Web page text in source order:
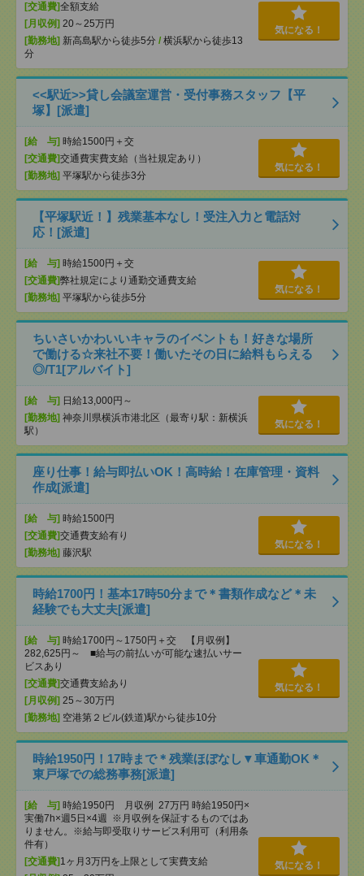
[交通費]全額支給
[月収例] 20～25万円
[勤務地] 新高島駅から徒歩5分 / 横浜駅から徒歩13
分
気になる！
<<駅近>>貸し会議室運営・受付事務スタッフ【平
塚】[派遣]
[給 与] 時給1500円＋交
[交通費]交通費実費支給（当社規定あり）
[勤務地] 平塚駅から徒歩3分
気になる！
【平塚駅近！】残業基本なし！受注入力と電話対
応！[派遣]
[給 与] 時給1500円＋交
[交通費]弊社規定により通勤交通費支給
[勤務地] 平塚駅から徒歩5分
気になる！
ちいさいかわいいキャラのイベントも！好きな場所
で働ける☆来社不要！働いたその日に給料もらえる
◎/T1[アルバイト]
[給 与] 日給13,000円～
[勤務地] 神奈川県横浜市港北区（最寄り駅：新横浜
駅）
気になる！
座り仕事！給与即払いOK！高時給！在庫管理・資料
作成[派遣]
[給 与] 時給1500円
[交通費]交通費支給有り
[勤務地] 藤沢駅
気になる！
時給1700円！基本17時50分まで＊書類作成など＊未
経験でも大丈夫[派遣]
[給 与] 時給1700円～1750円＋交 【月収例】
282,625円～ ■給与の前払いが可能な速払いサー
ビスあり
[交通費]交通費支給あり
[月収例] 25～30万円
[勤務地] 空港第２ビル(鉄道)駅から徒歩10分
気になる！
時給1950円！17時まで＊残業ほぼなし▼車通勤OK＊
東戸塚での総務事務[派遣]
[給 与] 時給1950円 月収例 27万円 時給1950円×
実働7h×週5日×4週 ※月収例を保証するものではあ
りません。※給与即受取りサービス利用可（利用条
件有）
[交通費] 1ヶ月3万円を上限として実費支給
気になる！